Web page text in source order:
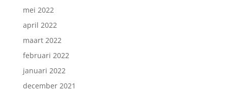
mei 2022
april 2022
maart 2022
februari 2022
januari 2022
december 2021